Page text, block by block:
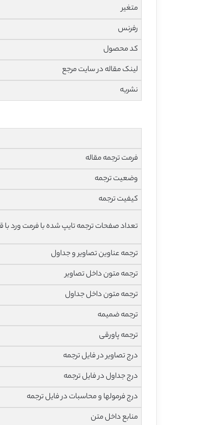
متغیر
رفرنس
کد محصول
لینک مقاله در سایت مرجع
نشریه
فرمت ترجمه مقاله
وضعیت ترجمه
کیفیت ترجمه
تعداد صفحات ترجمه تایپ شده با فرمت ورد با
ترجمه عناوین تصاویر و جداول
ترجمه متون داخل تصاویر
ترجمه متون داخل جداول
ترجمه ضمیمه
ترجمه پاورقی
درج تصاویر در فایل ترجمه
درج جداول در فایل ترجمه
درج فرمولها و محاسبات در فایل ترجمه
منابع داخل متن